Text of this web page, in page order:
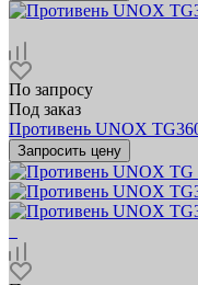
По запросу
Под заказ
Противень UNOX
Запросить цену